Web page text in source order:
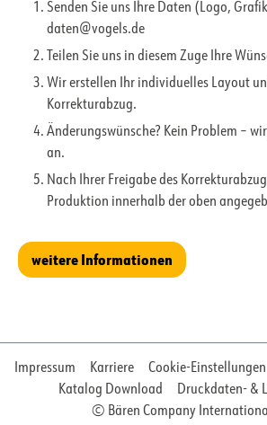
Senden Sie uns Ihre Daten (Logo,
daten@vogels.de
Teilen Sie uns in diesem Zuge Ihre
Wir erstellen Ihr individuelles Layout
Korrekturabzug.
Änderungswünsche? Kein Problem –
an.
Nach Ihrer Freigabe des
Produktion innerhalb der oben
weitere Informationen
Impressum Karriere Cookie-Einstellungen
Katalog Download
Druckdaten- &
© Bären Company